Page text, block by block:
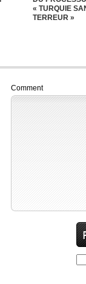
« TURQUIE
TERREUR »
Comment